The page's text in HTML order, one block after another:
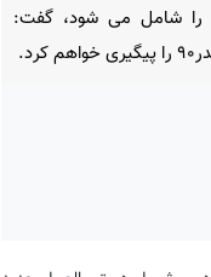
شامل می شود، گفت: